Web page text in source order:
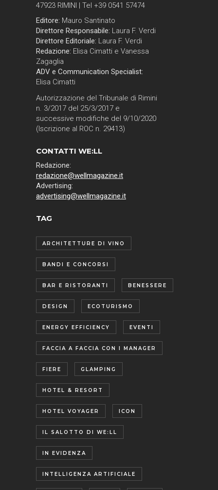
47923 RIMINI | Tel +39 0541 57474
Editore: Mauro Santinato
Direttore Responsabile: Laura F. Verdi
Direttore Editoriale: Laura F. Verdi
Redazione: Elisa Cimatti e Vanessa
Zagaglia
ADV e Communication Specialist:
Elisa Cimatti
Autorizzazione del Tribunale di Rimini
n. 3/2017 del 25/3/2017 e
successive modifiche del 9/10/2020
(Iscrizione al ROC n. 29413)
CONTATTI WE:LL
Redazione:
redazione@wellmagazine.it
Advertising:
advertising@wellmagazine.it
TAG
ARCHITETTURE DI VINO
BANDI E CONCORSI
BAR E RISTORANTI BENESSERE
DESIGN ECOTURISMO
ENERGY EFFICIENCY EVENTI
FACCIA A FACCIA CON I MANAGER
FIERE GLAMPING
HOTEL & RESORT
HOTEL VOYAGER ICON
IL SALOTTO DI WE:LL
IN EVIDENZA
INTELLIGENZA ARTIFICIALE